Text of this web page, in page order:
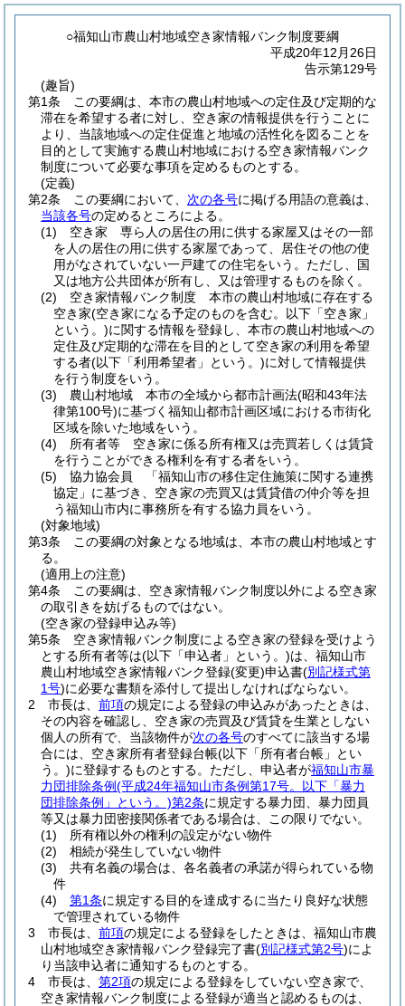
○福知山市農山村地域空き家情報バンク制度要綱
平成20年12月26日
告示第129号
(趣旨)
第1条
この要綱は、本市の農山村地域への定住及び定期的な
滞在を希望する者に対し、空き家の情報提供を行うことに
より、当該地域への定住促進と地域の活性化を図ることを
目的として実施する農山村地域における空き家情報バンク
制度について必要な事項を定めるものとする。
(定義)
第2条
この要綱において、 次の各号に掲げる用語の意義は、
当該各号の定めるところによる。
(1)
空き家 専ら人の居住の用に供する家屋又はその一部
を人の居住の用に供する家屋であって、居住その他の使
用がなされていない一戸建ての住宅をいう。 ただし、国
又は地方公共団体が所有し、又は管理するものを除く。
(2)
空き家情報バンク制度 本市の農山村地域に存在する
空き家(空き家になる予定のものを含む。以下「空き家」
という。)に関する情報を登録し、本市の農山村地域への
定住及び定期的な滞在を目的として空き家の利用を希望
する者(以下「利用希望者」という。)に対して情報提供
を行う制度をいう。
(3)
農山村地域 本市の全域から都市計画法(昭和43年法
律第100号)に基づく福知山都市計画区域における市街化
区域を除いた地域をいう。
(4)
所有者等 空き家に係る所有権又は売買若しくは賃貸
を行うことができる権利を有する者をいう。
(5)
協力協会員 「福知山市の移住定住施策に関する連携
協定」に基づき、空き家の売買又は賃貸借の仲介等を担
う福知山市内に事務所を有する協力員をいう。
(対象地域)
第3条
この要綱の対象となる地域は、本市の農山村地域とす
る。
(適用上の注意)
第4条
この要綱は、空き家情報バンク制度以外による空き家
の取引きを妨げるものではない。
(空き家の登録申込み等)
第5条
空き家情報バンク制度による空き家の登録を受けよう
とする所有者等は(以下「申込者」という。)は、福知山市
農山村地域空き家情報バンク登録(変更)申込書(別記様式第
1号)に必要な書類を添付して提出しなければならない。
2
市長は、 前項の規定による登録の申込みがあったときは、
その内容を確認し、空き家の売買及び賃貸を生業としない
個人の所有で、当該物件が次の各号のすべてに該当する場
合には、空き家所有者登録台帳(以下「所有者台帳」とい
う。)に登録するものとする。 ただし、申込者が福知山市暴
力団排除条例(平成24年福知山市条例第17号。以下「暴力
団排除条例」という。)第2条に規定する暴力団、暴力団員
等又は暴力団密接関係者である場合は、この限りでない。
(1)
所有権以外の権利の設定がない物件
(2)
相続が発生していない物件
(3)
共有名義の場合は、各名義者の承諾が得られている物
件
(4)
第1条に規定する目的を達成するに当たり良好な状態
で管理されている物件
3
市長は、 前項の規定による登録をしたときは、福知山市農
山村地域空き家情報バンク登録完了書(別記様式第2号)によ
り当該申込者に通知するものとする。
4
市長は、 第2項の規定による登録をしていない空き家で、
空き家情報バンク制度による登録が適当と認めるものは、